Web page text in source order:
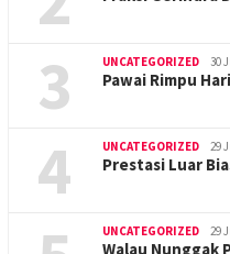
3 UNCATEGORIZED 30
Pawai Rimpu
4 UNCATEGORIZED 29
Prestasi Luar
UNCATEGORIZED 29
Walau Nunggak